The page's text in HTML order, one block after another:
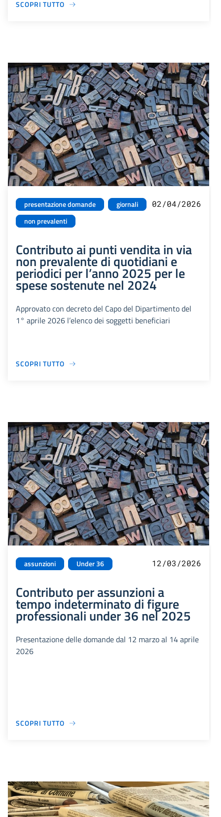
SCOPRI TUTTO
presentazione domande
giornali
non prevalenti
02/04/2026
Contributo ai punti vendita in via
non prevalente di quotidiani e
periodici per l’anno 2025 per le
spese sostenute nel 2024
Approvato con decreto del Capo del Dipartimento del
1° aprile 2026 l’elenco dei soggetti beneficiari
SCOPRI TUTTO
assunzioni Under 36 12/03/2026
Contributo per assunzioni a
tempo indeterminato di figure
professionali under 36 nel 2025
Presentazione delle domande dal 12 marzo al 14 aprile
2026
SCOPRI TUTTO